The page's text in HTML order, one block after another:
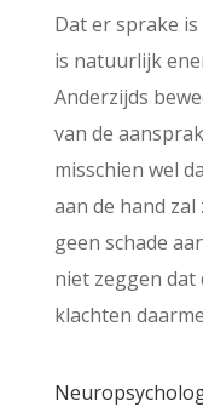
Dat er sprake is
is natuurlijk
Anderzijds
van de
misschien wel
aan de hand zal
geen schade
niet zeggen dat
klachten